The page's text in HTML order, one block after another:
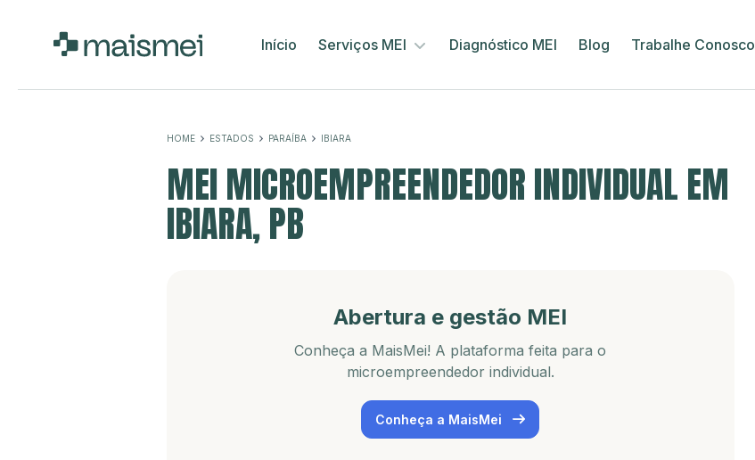
Início Serviços MEI Diagnóstico MEI Blog Trabalhe Conosco
HOME ESTADOS PARAÍBA IBIARA
MEI MICROEMPREENDEDOR INDIVIDUAL EM
IBIARA, PB
Abertura e gestão MEI
Conheça a MaisMei! A plataforma feita para o
microempreendedor individual.
Conheça a MaisMei